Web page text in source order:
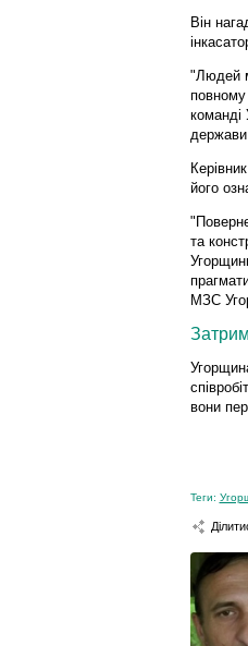
Він
"Людей
повному
команді
його
та
МЗС
вони
Теги: